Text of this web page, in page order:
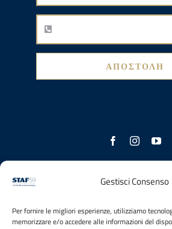
Gestisci Consenso
Per fornire le migliori esperienze, utilizziamo
memorizzare e/o accedere alle informazioni del
ΑΠΟΣΤΟΛΉ
Με τη συνεισφορά